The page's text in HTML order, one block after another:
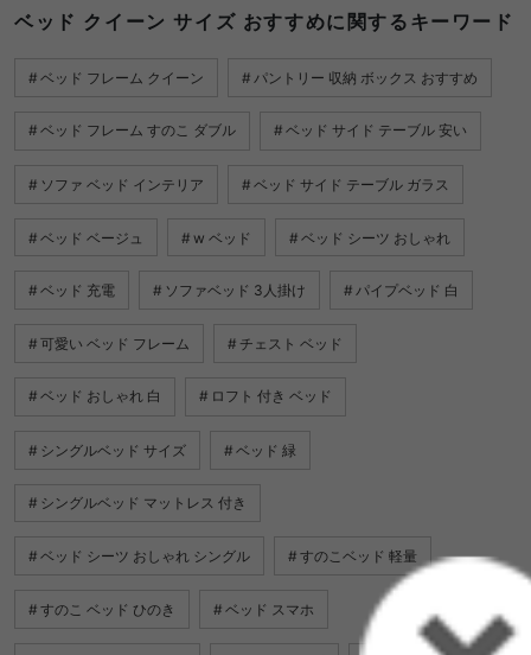
ベッド クイーン サイズ おすすめに関するキーワード
ベッド フレーム クイーン パントリー 収納 ボックス おすすめ
ベッド フレーム すのこ ダブル ベッド サイド テーブル 安い
ソファ ベッド インテリア ベッド サイド テーブル ガラス
ベッド ベージュ w ベッド ベッド シーツ おしゃれ
ベッド 充電 ソファベッド 3人掛け パイプベッド 白
可愛い ベッド フレーム チェスト ベッド
ベッド おしゃれ 白 ロフト 付き ベッド
シングルベッド サイズ ベッド 緑
シングルベッド マットレス 付き
ベッド シーツ おしゃれ シングル すのこベッド 軽量
すのこ ベッド ひのき ベッド スマホ